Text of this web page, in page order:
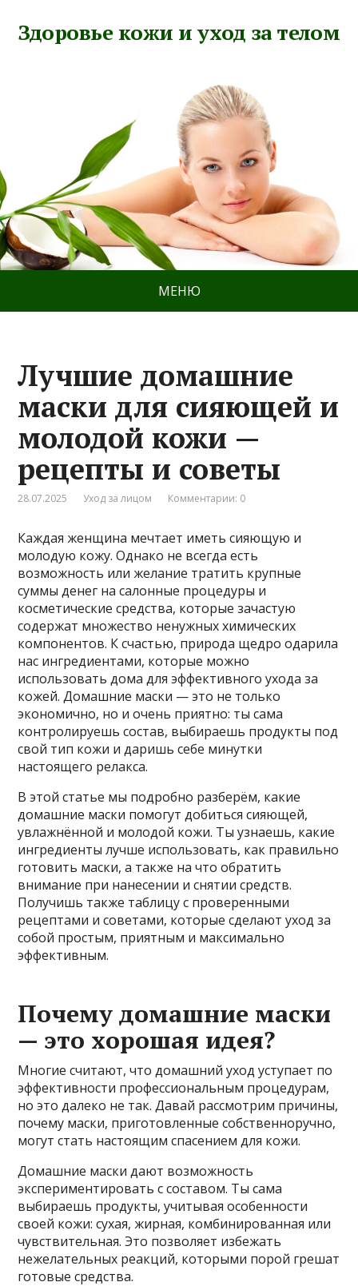
Здоровье кожи и уход за телом
МЕНЮ
Лучшие домашние
маски для сияющей и
молодой кожи —
рецепты и советы
28.07.2025 Уход за лицом Комментарии: 0
Каждая женщина мечтает иметь сияющую и
молодую кожу. Однако не всегда есть
возможность или желание тратить крупные
суммы денег на салонные процедуры и
косметические средства, которые зачастую
содержат множество ненужных химических
компонентов. К счастью, природа щедро одарила
нас ингредиентами, которые можно
использовать дома для эффективного ухода за
кожей. Домашние маски — это не только
экономично, но и очень приятно: ты сама
контролируешь состав, выбираешь продукты под
свой тип кожи и даришь себе минутки
настоящего релакса.
В этой статье мы подробно разберём, какие
домашние маски помогут добиться сияющей,
увлажнённой и молодой кожи. Ты узнаешь, какие
ингредиенты лучше использовать, как правильно
готовить маски, а также на что обратить
внимание при нанесении и снятии средств.
Получишь также таблицу с проверенными
рецептами и советами, которые сделают уход за
собой простым, приятным и максимально
эффективным.
Почему домашние маски
— это хорошая идея?
Многие считают, что домашний уход уступает по
эффективности профессиональным процедурам,
но это далеко не так. Давай рассмотрим причины,
почему маски, приготовленные собственноручно,
могут стать настоящим спасением для кожи.
Домашние маски дают возможность
экспериментировать с составом. Ты сама
выбираешь продукты, учитывая особенности
своей кожи: сухая, жирная, комбинированная или
чувствительная. Это позволяет избежать
нежелательных реакций, которыми порой грешат
готовые средства.